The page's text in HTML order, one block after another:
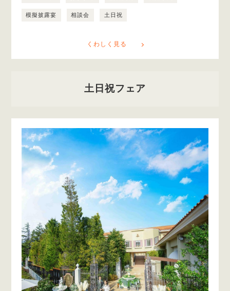
模擬披露宴 相談会 土日祝
くわしく見る
土日祝フェア